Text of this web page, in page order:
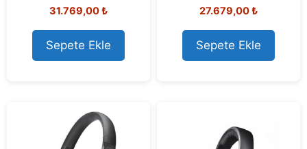
0
o
u
t
o
f
31.769,00₺
Sepete Ekle
0
o
u
t
o
f
27.679,00₺
Sepete Ekle